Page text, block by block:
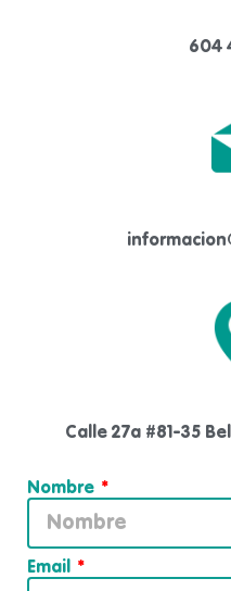
604
Calle 27a #81-35
Nombre
Email